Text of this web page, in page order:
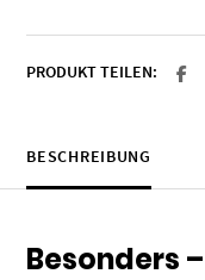
PRODUKT TEILEN:
BESCHREIBUNG
Besonders